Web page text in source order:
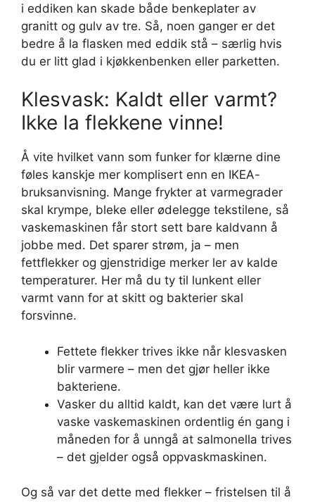
i eddiken kan skade både benkeplater av
granitt og gulv av tre. Så, noen ganger er det
bedre å la flasken med eddik stå – særlig hvis
du er litt glad i kjøkkenbenken eller parketten.
Klesvask: Kaldt eller varmt?
Ikke la flekkene vinne!
Å vite hvilket vann som funker for klærne dine
føles kanskje mer komplisert enn en IKEA-
bruksanvisning. Mange frykter at varmegrader
skal krympe, bleke eller ødelegge tekstilene, så
vaskemaskinen får stort sett bare kaldvann å
jobbe med. Det sparer strøm, ja – men
fettflekker og gjenstridige merker ler av kalde
temperaturer. Her må du ty til lunkent eller
varmt vann for at skitt og bakterier skal
forsvinne.
Fettete flekker trives ikke når klesvasken
blir varmere – men det gjør heller ikke
bakteriene.
Vasker du alltid kaldt, kan det være lurt å
vaske vaskemaskinen ordentlig én gang i
måneden for å unngå at salmonella trives
– det gjelder også oppvaskmaskinen.
Og så var det dette med flekker – fristelsen til å